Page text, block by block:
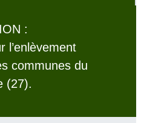
:
l’enlèvement
communes du
(27).